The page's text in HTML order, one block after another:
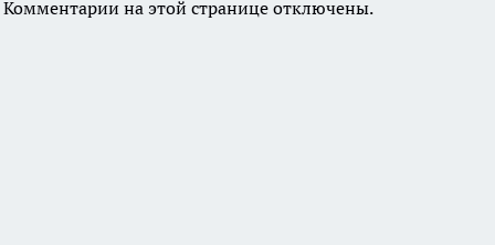
Комментарии на этой странице отключены.